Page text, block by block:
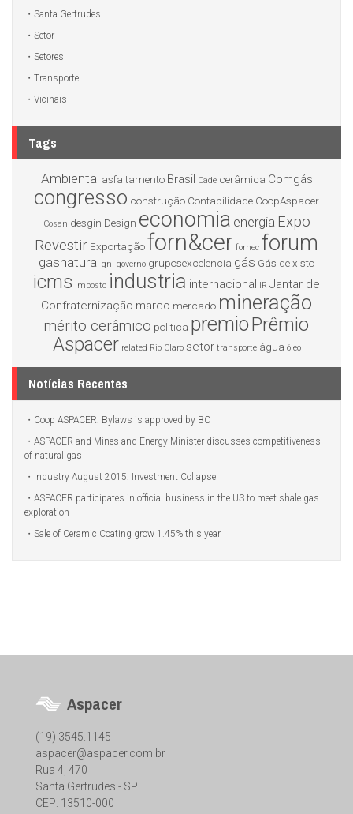
Santa Gertrudes
Setor
Setores
Transporte
Vicinais
Tags
Ambiental asfaltamento Brasil Cade cerâmica Comgás
congresso construção Contabilidade CoopAspacer
Cosan desgin Design economia energia Expo
Revestir Exportaçãoforn&cer fornec forum
gasnatural gnl governo gruposexcelencia gás Gás de xisto
icms Imposto industria internacional IR Jantar de
Confraternização marco mercado mineração
mérito cerâmico politica premioPrêmio
Aspacer related Rio Claro setor transporte água óleo
Notícias Recentes
Coop ASPACER: Bylaws is approved by BC
ASPACER and Mines and Energy Minister discusses competitiveness
of natural gas
Industry August 2015: Investment Collapse
ASPACER participates in official business in the US to meet shale gas
exploration
Sale of Ceramic Coating grow 1.45% this year
Aspacer
(19) 3545.1145
aspacer@aspacer.com.br
Rua 4, 470
Santa Gertrudes - SP
CEP: 13510-000